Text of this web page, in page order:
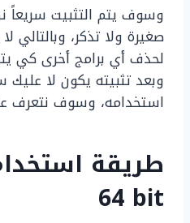
وسوف يتم التثبيت سريعاً
صغيرة ولا تذكر،
لحذف أي برامج أخرى كي
وبعد تثبيته يكون لا
استخدامه، وسوف نتعرف
64 bit